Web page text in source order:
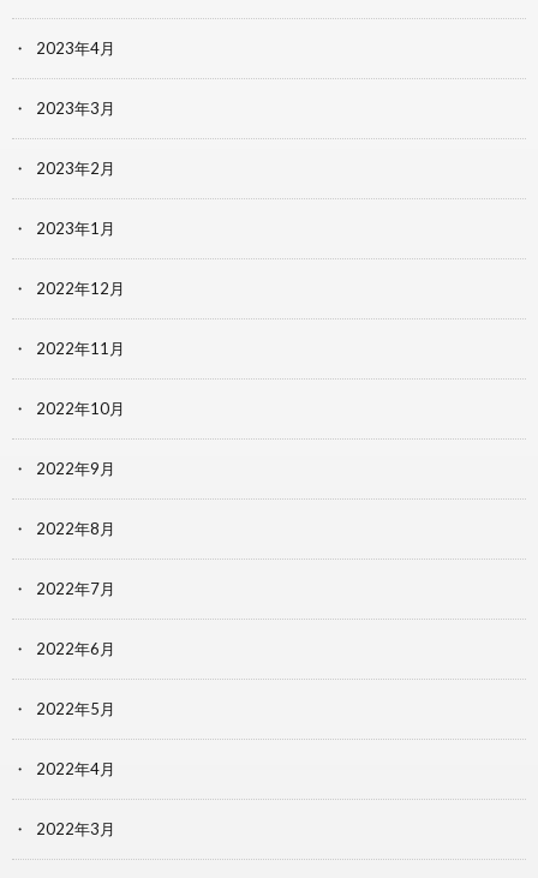
2023年4月
2023年3月
2023年2月
2023年1月
2022年12月
2022年11月
2022年10月
2022年9月
2022年8月
2022年7月
2022年6月
2022年5月
2022年4月
2022年3月